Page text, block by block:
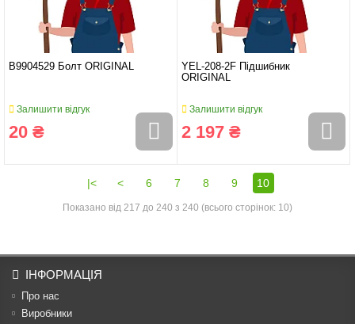
B9904529 Болт ORIGINAL
Залишити відгук
20 ₴
YEL-208-2F Підшибник
ORIGINAL
Залишити відгук
2 197 ₴
|< < 6 7 8 9 10
Показано від 217 до 240 з 240 (всього сторінок: 10)
ІНФОРМАЦІЯ
Про нас
Виробники